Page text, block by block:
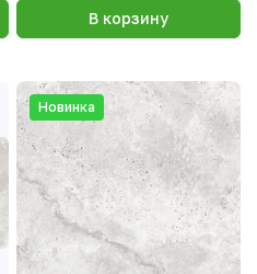
В корзину
Новинка